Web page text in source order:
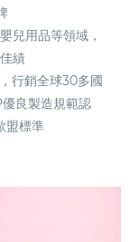
兒用品等領域，
績
行銷全球30多國
良製造規範認
盟標準